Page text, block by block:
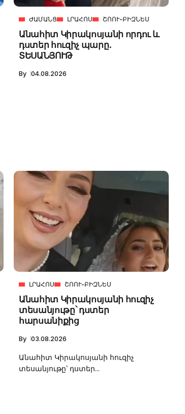
ԺԱՄԱՆՑ ԼՐԱՀՈՍ ՇՈՈՒ-ԲԻԶՆԵՍ
Անահիտ Կիրակոսյանի որդու և
դստեր հուզիչ պարը․
ՏԵՍԱՆՅՈՒԹ
By 04.08.2026
ԼՐԱՀՈՍ ՇՈՈՒ-ԲԻԶՆԵՍ
Անահիտ Կիրակոսյանի հուզիչ
տեսանյութը՝ դստեր
հարսանիքից
By 03.08.2026
Անահիտ Կիրակոսյանի հուզիչ
տեսանյութը՝ դստեր...